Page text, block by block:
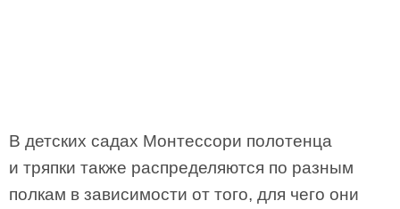
В детских садах Монтессори полотенца
и тряпки также распределяются по разным
полкам в зависимости от того, для чего они